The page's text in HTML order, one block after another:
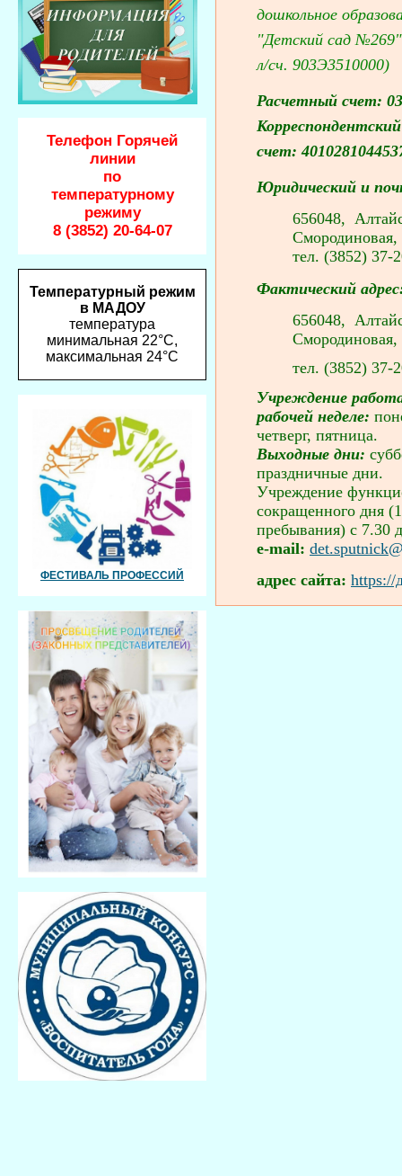
Телефон Горячей
линии
по
температурному
режиму
8 (3852) 20-64-07
Температурный режим
в МАДОУ
температура
минимальная 22°C,
максимальная 24°C
ФЕСТИВАЛЬ ПРОФЕССИЙ
дошкольное
"Детский сад
л/сч. 903Э3510000)
Расчетный счет:
Корреспондентский
счет:
Юридический и
656048,
Смородиновая,
тел. (3852) 37-
Фактический
656048,
Смородиновая,
тел. (3852) 37-
Учреждение
рабочей неделе:
четверг, пятница.
Выходные дни:
праздничные дни.
Учреждение
сокращенного дня
пребывания) с 7.30
е-mail:
адрес сайта: https://